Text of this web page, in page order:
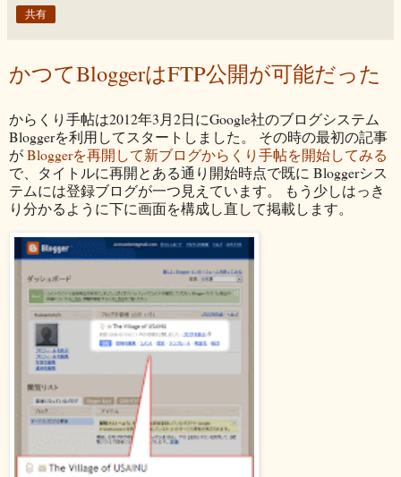
共有
かつてBloggerはFTP公開が可能だった
からくり手帖は2012年3月2日にGoogle社のブログシステム
Bloggerを利用してスタートしました。 その時の最初の記事
がBloggerを再開して新ブログからくり手帖を開始してみる
で、タイトルに再開とある通り開始時点で既に Bloggerシス
テムには登録ブログが一つ見えています。 もう少しはっき
り分かるように下に画面を構成し直して掲載します。